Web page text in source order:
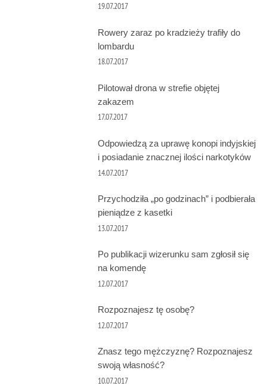
19.07.2017
Rowery zaraz po kradzieży trafiły do
lombardu
18.07.2017
Pilotował drona w strefie objętej
zakazem
17.07.2017
Odpowiedzą za uprawę konopi indyjskiej
i posiadanie znacznej ilości narkotyków
14.07.2017
Przychodziła „po godzinach” i podbierała
pieniądze z kasetki
13.07.2017
Po publikacji wizerunku sam zgłosił się
na komendę
12.07.2017
Rozpoznajesz tę osobę?
12.07.2017
Znasz tego mężczyznę? Rozpoznajesz
swoją własność?
10.07.2017